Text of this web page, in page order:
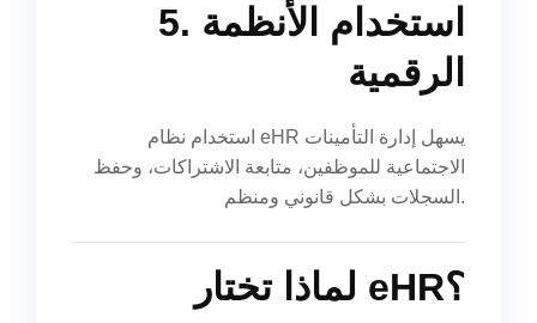
5. استخدام الأنظمة
الرقمية
استخدام نظام eHR يسهل إدارة التأمينات
الاجتماعية للموظفين، متابعة الاشتراكات، وحفظ
السجلات بشكل قانوني ومنظم.
لماذا تختار eHR؟